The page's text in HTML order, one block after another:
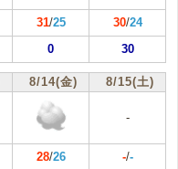
31/25 30/24
0 30
8/14(金) 8/15(土)
-
28/26 -/-